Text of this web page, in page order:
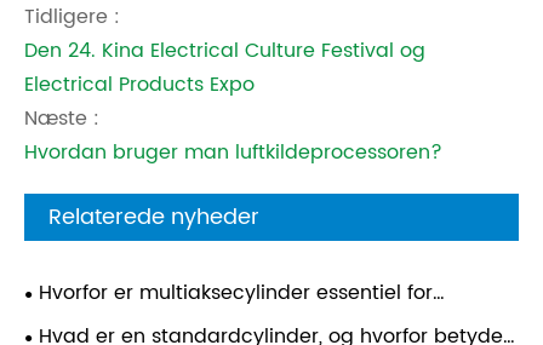
Tidligere :
Den 24. Kina Electrical Culture Festival og
Electrical Products Expo
Næste :
Hvordan bruger man luftkildeprocessoren?
Relaterede nyheder
Hvorfor er multiaksecylinder essentiel for
moderne automationssystemer?
Hvad er en standardcylinder, og hvorfor betyder